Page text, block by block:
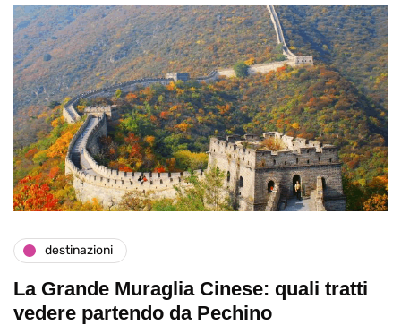
destinazioni
La Grande Muraglia Cinese: quali tratti
vedere partendo da Pechino